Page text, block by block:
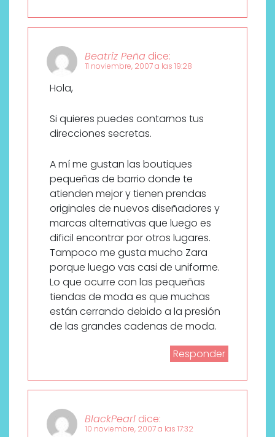
Beatriz Peña dice:
11 noviembre, 2007 a las 19:28
Hola,
Si quieres puedes contarnos tus
direcciones secretas.
A mí me gustan las boutiques
pequeñas de barrio donde te
atienden mejor y tienen prendas
originales de nuevos diseñadores y
marcas alternativas que luego es
dificil encontrar por otros lugares.
Tampoco me gusta mucho Zara
porque luego vas casi de uniforme.
Lo que ocurre con las pequeñas
tiendas de moda es que muchas
están cerrando debido a la presión
de las grandes cadenas de moda.
Responder
BlackPearl dice:
10 noviembre, 2007 a las 17:32